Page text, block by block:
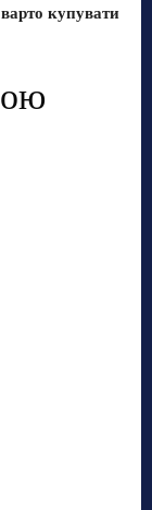
купувати